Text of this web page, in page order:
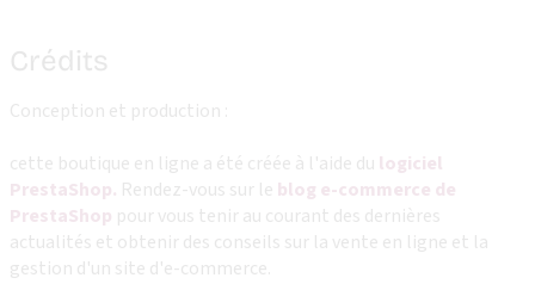
Crédits
Conception et production :
cette boutique en ligne a été créée à l'aide du logiciel
PrestaShop. Rendez-vous sur le blog e-commerce de
PrestaShop pour vous tenir au courant des dernières
actualités et obtenir des conseils sur la vente en ligne et la
gestion d'un site d'e-commerce.